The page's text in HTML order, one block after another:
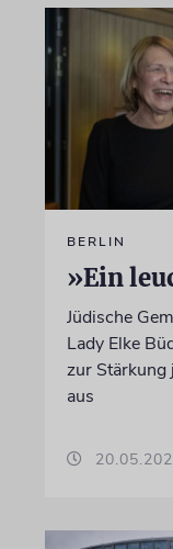
BERLIN
»Ein
Jüdische
Lady Elke
zur Stärkung
aus